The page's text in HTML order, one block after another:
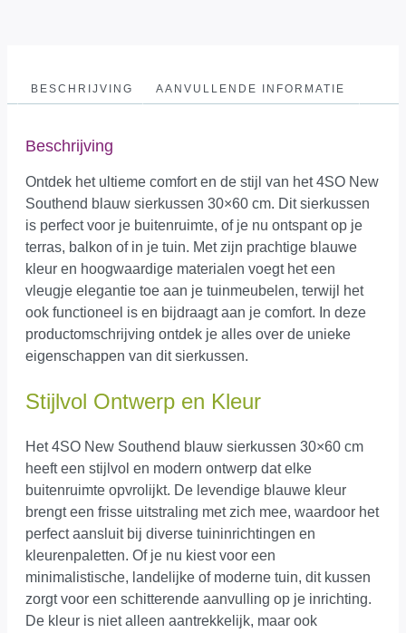
BESCHRIJVING AANVULLENDE INFORMATIE
Beschrijving
Ontdek het ultieme comfort en de stijl van het 4SO New
Southend blauw sierkussen 30×60 cm. Dit sierkussen
is perfect voor je buitenruimte, of je nu ontspant op je
terras, balkon of in je tuin. Met zijn prachtige blauwe
kleur en hoogwaardige materialen voegt het een
vleugje elegantie toe aan je tuinmeubelen, terwijl het
ook functioneel is en bijdraagt aan je comfort. In deze
productomschrijving ontdek je alles over de unieke
eigenschappen van dit sierkussen.
Stijlvol Ontwerp en Kleur
Het 4SO New Southend blauw sierkussen 30×60 cm
heeft een stijlvol en modern ontwerp dat elke
buitenruimte opvrolijkt. De levendige blauwe kleur
brengt een frisse uitstraling met zich mee, waardoor het
perfect aansluit bij diverse tuininrichtingen en
kleurenpaletten. Of je nu kiest voor een
minimalistische, landelijke of moderne tuin, dit kussen
zorgt voor een schitterende aanvulling op je inrichting.
De kleur is niet alleen aantrekkelijk, maar ook